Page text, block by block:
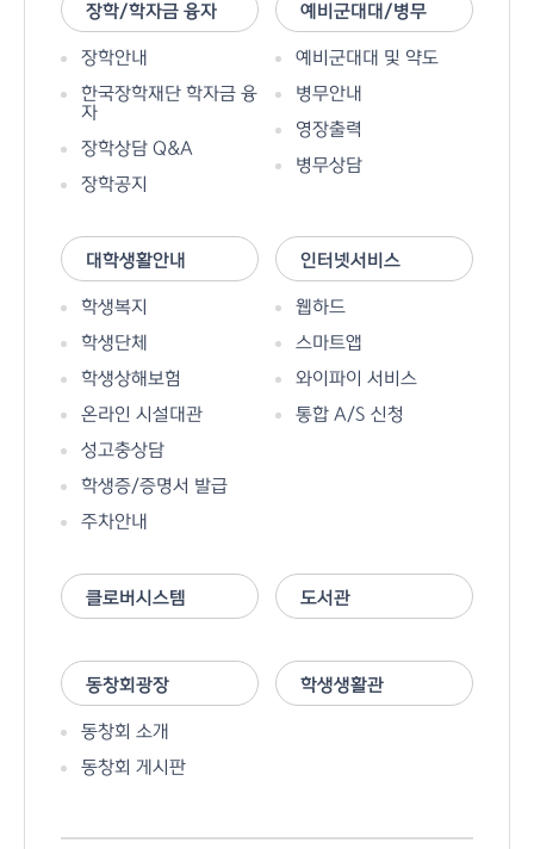
장학/학자금 융자
장학안내
한국장학재단 학자금 융
자
장학상담 Q&A
장학공지
예비군대대/병무
예비군대대 및 약도
병무안내
영장출력
병무상담
대학생활안내
학생복지
학생단체
학생상해보험
온라인 시설대관
성고충상담
학생증/증명서 발급
주차안내
인터넷서비스
웹하드
스마트앱
와이파이 서비스
통합 A/S 신청
클로버시스템 도서관
동창회광장
동창회 소개
동창회 게시판
학생생활관